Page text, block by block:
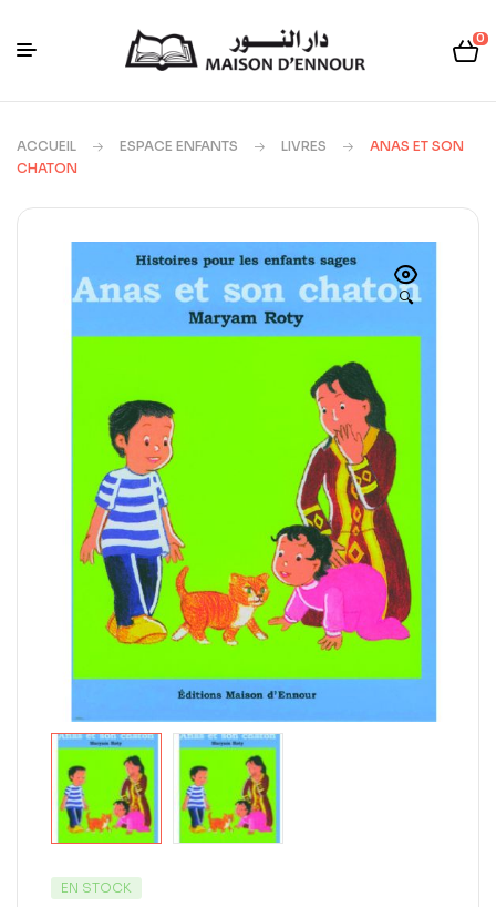
0
ACCUEIL ESPACE ENFANTS LIVRES
ANAS ET SON
CHATON
🔍
EN STOCK